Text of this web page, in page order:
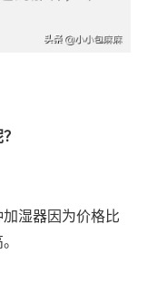
湿器因为价格比